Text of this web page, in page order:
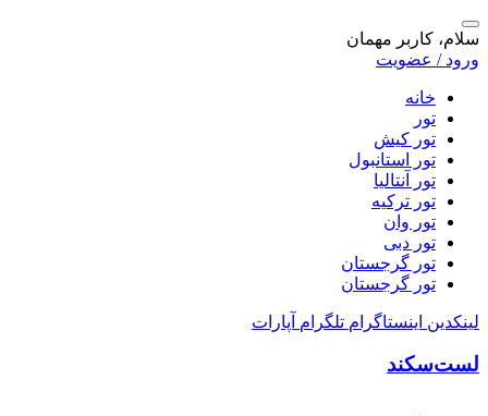
سلام، کاربر مهمان
ورود / عضویت
خانه
تور
تور کیش
تور استانبول
تور آنتالیا
تور ترکیه
تور وان
تور دبی
تور گرجستان
تور گرجستان
لینکدین اینستاگرام تلگرام آپارات
لست‌سکند